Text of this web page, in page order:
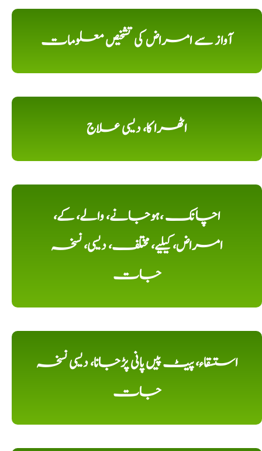
آواز سے امراض کی تشخیص معلومات
اٹھرا کا، دیسی علاج
اچانک ،ہوجانے، والے، کے،
امراض، کیلیے، مختلف، دیسی، نسخہ
جات
استسقاء، پیٹ پیں پانی پڑجانا، دیسی نسخہ
جات